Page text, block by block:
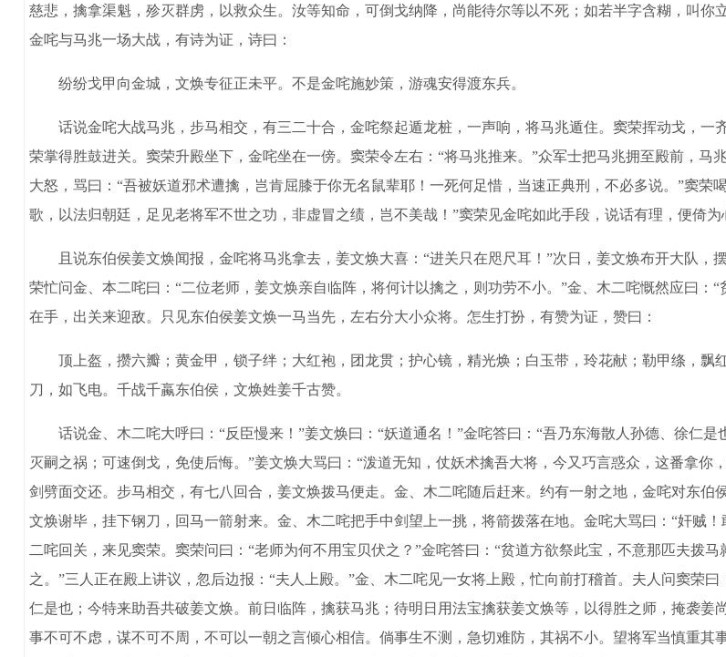
慈悲，擒拿渠魁，殄灭群虏，以救众生。汝等知命，可倒戈纳降，尚能待尔等以不死；如若半字含糊，叫
金咤与马兆一场大战，有诗为证，诗曰：
纷纷戈甲向金城，文焕专征正未平。不是金咤施妙策，游魂安得渡东兵。
话说金咤大战马兆，步马相交，有三二十合，金咤祭起遁龙桩，一声响，将马兆遁住。窦荣挥动戈，一
荣掌得胜鼓进关。窦荣升殿坐下，金咤坐在一傍。窦荣令左右：“将马兆推来。”众军士把马兆拥至殿前，马
大怒，骂曰：“吾被妖道邪术遭擒，岂肯屈膝于你无名鼠辈耶！一死何足惜，当速正典刑，不必多说。”窦荣
歌，以法归朝廷，足见老将军不世之功，非虚冒之绩，岂不美哉！”窦荣见金咤如此手段，说话有理，便倚为
且说东伯侯姜文焕闻报，金咤将马兆拿去，姜文焕大喜：“进关只在咫尺耳！”次日，姜文焕布开大队，
荣忙问金、本二咤曰：“二位老师，姜文焕亲自临阵，将何计以擒之，则功劳不小。”金、木二咤慨然应曰：
在手，出关来迎敌。只见东伯侯姜文焕一马当先，左右分大小众将。怎生打扮，有赞为证，赞曰：
顶上盔，攒六瓣；黄金甲，锁子绊；大红袍，团龙贯；护心镜，精光焕；白玉带，玲花献；勒甲绦，飘
刀，如飞电。千战千蠃东伯侯，文焕姓姜千古赞。
话说金、木二咤大呼曰：“反臣慢来！”姜文焕曰：“妖道通名！”金咤答曰：“吾乃东海散人孙德、徐仁是
灭嗣之祸；可速倒戈，免使后悔。”姜文焕大骂曰：“泼道无知，仗妖术擒吾大将，今又巧言惑众，这番拿你
剑劈面交还。步马相交，有七八回合，姜文焕拨马便走。金、木二咤随后赶来。约有一射之地，金咤对东伯
文焕谢毕，挂下钢刀，回马一箭射来。金、木二咤把手中剑望上一挑，将箭拨落在地。金咤大骂曰：“奸贼
二咤回关，来见窦荣。窦荣问曰：“老师为何不用宝贝伏之？”金咤答曰：“贫道方欲祭此宝，不意那匹夫拨
之。”三人正在殿上讲议，忽后边报：“夫人上殿。”金、木二咤见一女将上殿，忙向前打稽首。夫人问窦荣
仁是也；今特来助吾共破姜文焕。前日临阵，擒获马兆；待明日用法宝擒获姜文焕等，以得胜之师，掩袭姜
事不可不虑，谋不可不周，不可以一朝之言倾心相信。倘事生不测，急切难防，其祸不小。望将军当慎重其